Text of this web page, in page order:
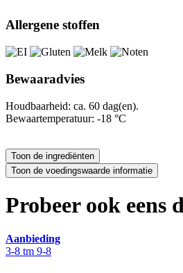
Allergene stoffen
Bewaaradvies
Houdbaarheid: ca. 60 dag(en).
Bewaartemperatuur: -18 °C
Probeer ook eens
Aanbieding
3-8 tm 9-8